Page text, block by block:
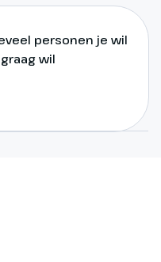
personen je wil
wil